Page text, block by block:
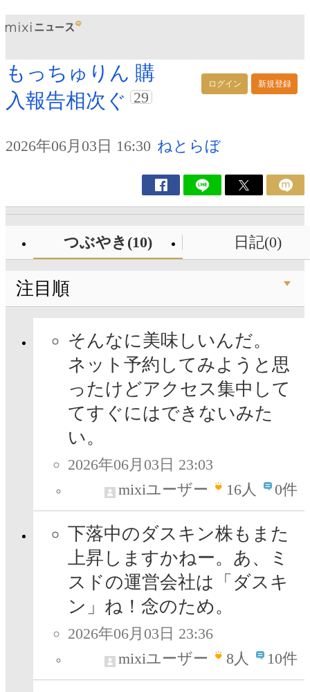
ログイン 新規登録
もっちゅりん 購
入報告相次ぐ 29
2026年06月03日 16:30 ねとらぼ
つぶやき(10) 日記(0)
注目順
そんなに美味しいんだ。
ネット予約してみようと思
ったけどアクセス集中して
てすぐにはできないみた
い。
2026年06月03日 23:03
mixiユーザー
16人 0件
下落中のダスキン株もまた
上昇しますかねー。あ、ミ
スドの運営会社は「ダスキ
ン」ね！念のため。
2026年06月03日 23:36
mixiユーザー
8人 10件